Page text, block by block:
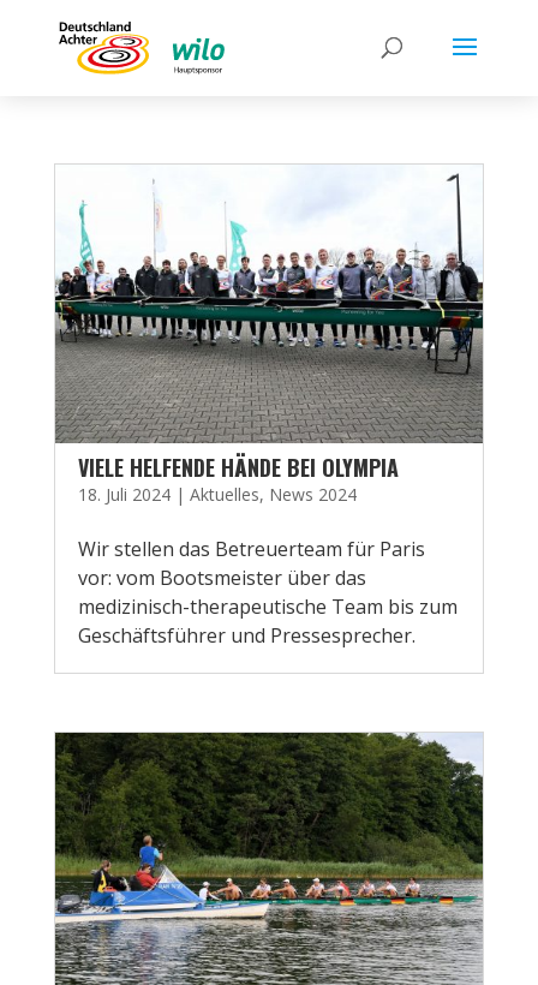
VIELE HELFENDE HÄNDE BEI OLYMPIA
18. Juli 2024| Aktuelles, News 2024
Wir stellen das Betreuerteam für Paris
vor: vom Bootsmeister über das
medizinisch-therapeutische Team bis zum
Geschäftsführer und Pressesprecher.